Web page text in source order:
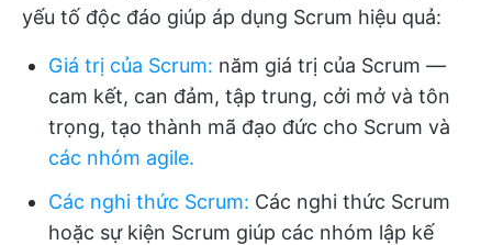
yếu tố độc đáo giúp áp dụng Scrum hiệu quả:
Giá trị của Scrum: năm giá trị của Scrum —
cam kết, can đảm, tập trung, cởi mở và tôn
trọng, tạo thành mã đạo đức cho Scrum và
các nhóm agile.
Các nghi thức Scrum: Các nghi thức Scrum
hoặc sự kiện Scrum giúp các nhóm lập kế